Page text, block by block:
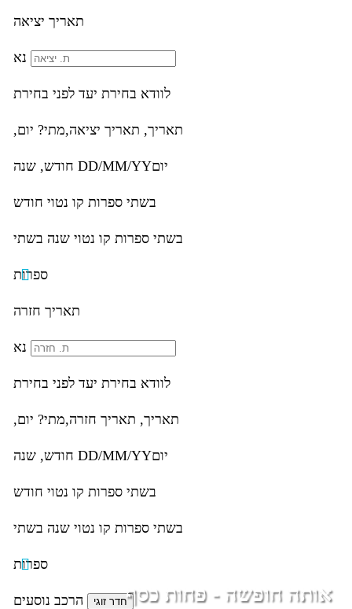
תאריך יציאה
נא
לוודא בחירת יעד לפני בחירת
תאריך, תאריך יציאה,מתי? יום,
DD/MM/YYיום
בשתי ספרות קו נטוי חודש
בשתי ספרות קו נטוי שנה בשתי
ספרות
תאריך חזרה
נא
לוודא בחירת יעד לפני בחירת
תאריך, תאריך חזרה,מתי? יום,
DD/MM/YYיום
בשתי ספרות קו נטוי חודש
בשתי ספרות קו נטוי שנה בשתי
ספרות
הרכב נוסעים אותה חופשה - פחות כסף